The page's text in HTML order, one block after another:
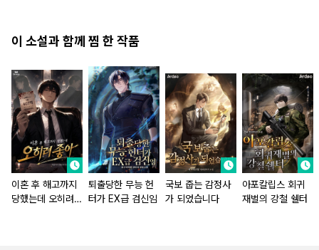
이 소설과 함께 찜 한 작품
이혼 후 해고까지
당했는데 오히려
퇴출당한 무능 헌
터가 EX급 검신임
국보 줍는 감정사
가 되었습니다
아포칼립스 회귀
재벌의 강철 쉘터